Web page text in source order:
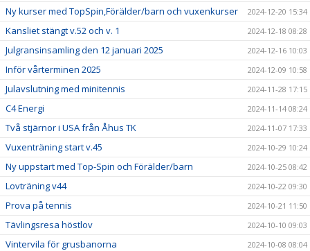
Ny kurser med TopSpin,Förälder/barn och vuxenkurser 2024-12-20 15:34
Kansliet stängt v.52 och v. 1 2024-12-18 08:28
Julgransinsamling den 12 januari 2025 2024-12-16 10:03
Inför vårterminen 2025 2024-12-09 10:58
Julavslutning med minitennis 2024-11-28 17:15
C4 Energi 2024-11-14 08:24
Två stjärnor i USA från Åhus TK 2024-11-07 17:33
Vuxenträning start v.45 2024-10-29 10:24
Ny uppstart med Top-Spin och Förälder/barn 2024-10-25 08:42
Lovträning v44 2024-10-22 09:30
Prova på tennis 2024-10-21 11:50
Tävlingsresa höstlov 2024-10-10 09:03
Vintervila för grusbanorna 2024-10-08 08:04